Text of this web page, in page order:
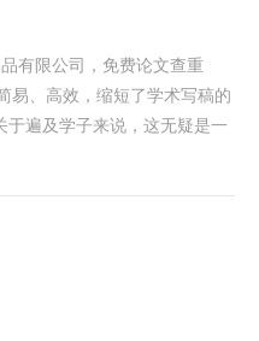
有限公司，免费论文查重
易、高效，缩短了学术写稿的
于遍及学子来说，这无疑是一